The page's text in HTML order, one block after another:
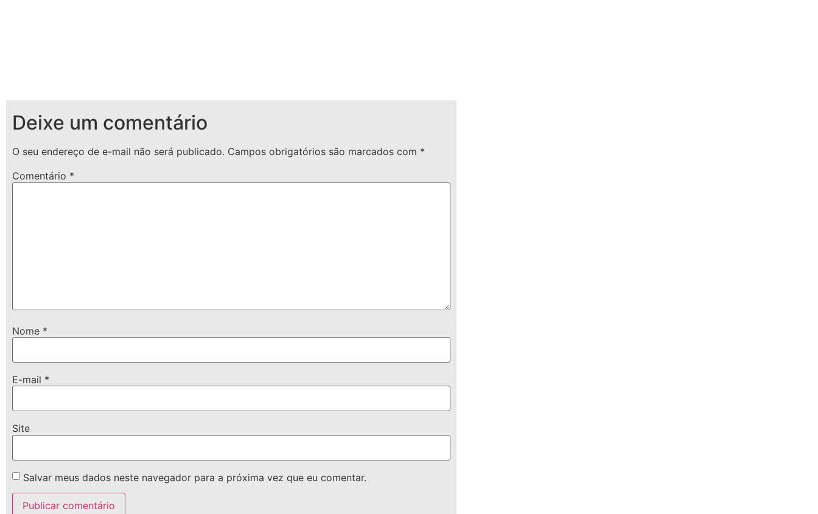
Deixe um comentário
O seu endereço de e-mail não será publicado. Campos obrigatórios são marcados com *
Comentário *
Nome *
E-mail *
Site
Salvar meus dados neste navegador para a próxima vez que eu comentar.